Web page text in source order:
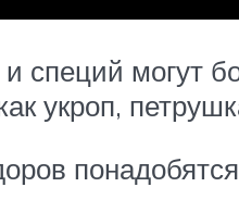
специй могут
укроп,